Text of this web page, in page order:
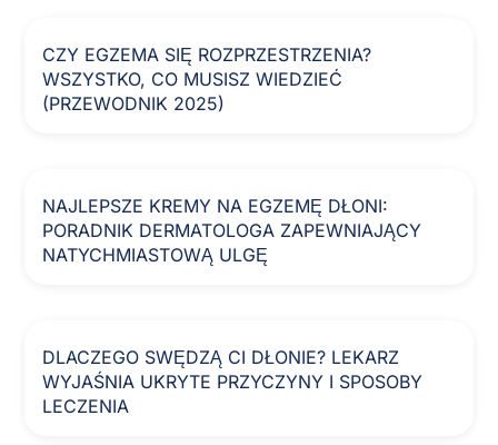
CZY EGZEMA SIĘ ROZPRZESTRZENIA?
WSZYSTKO, CO MUSISZ WIEDZIEĆ
(PRZEWODNIK 2025)
NAJLEPSZE KREMY NA EGZEMĘ DŁONI:
PORADNIK DERMATOLOGA ZAPEWNIAJĄCY
NATYCHMIASTOWĄ ULGĘ
DLACZEGO SWĘDZĄ CI DŁONIE? LEKARZ
WYJAŚNIA UKRYTE PRZYCZYNY I SPOSOBY
LECZENIA